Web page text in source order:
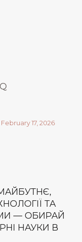
February 17, 2026
ТА
— ОБИРАЙ
НАУКИ В